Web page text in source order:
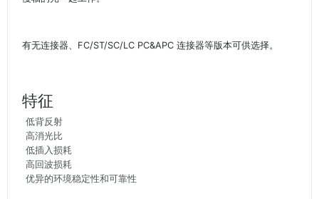
有无连接器、FC/ST/SC/LC PC&APC 连接器等版本可供选择。
特征
低背反射
高消光比
低插入损耗
高回波损耗
优异的环境稳定性和可靠性